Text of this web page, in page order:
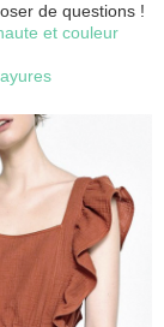
de questions !
et couleur